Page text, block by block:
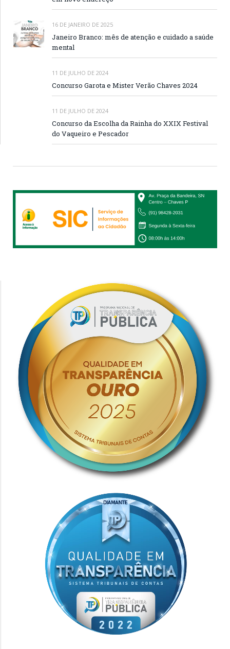
16 DE JANEIRO DE 2025
Janeiro Branco: mês de atenção e cuidado a saúde
mental
11 DE JULHO DE 2024
Concurso Garota e Mister Verão Chaves 2024
11 DE JULHO DE 2024
Concurso da Escolha da Rainha do XXIX Festival
do Vaqueiro e Pescador